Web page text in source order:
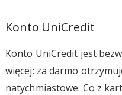
Konto UniCredit
Konto UniCredit jest
więcej: za darmo
natychmiastowe. Co z